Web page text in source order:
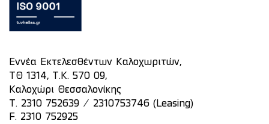
Εννέα Εκτελεσθέντων Καλοχωριτών,
ΤΘ 1314, Τ.Κ. 570 09,
Καλοχώρι Θεσσαλονίκης
T. 2310 752639 /
2310753746 (Leasing)
F. 2310 752925